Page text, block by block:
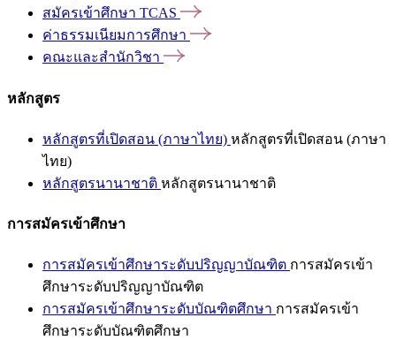
สมัครเข้าศึกษา TCAS
ค่าธรรมเนียมการศึกษา
คณะและสำนักวิชา
หลักสูตร
หลักสูตรที่เปิดสอน (ภาษาไทย) หลักสูตรที่เปิดสอน (ภาษา
ไทย)
หลักสูตรนานาชาติ หลักสูตรนานาชาติ
การสมัครเข้าศึกษา
การสมัครเข้าศึกษาระดับปริญญาบัณฑิต การสมัครเข้า
ศึกษาระดับปริญญาบัณฑิต
การสมัครเข้าศึกษาระดับบัณฑิตศึกษา การสมัครเข้า
ศึกษาระดับบัณฑิตศึกษา